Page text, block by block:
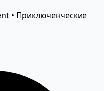
• Приключенческие